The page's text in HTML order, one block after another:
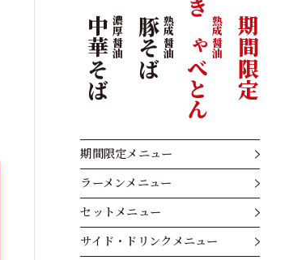
期間限定
熟成醤油
きゃべとん
熟成醤油
豚そば
濃厚醤油
中華そば
期間限定メニュー
ラーメンメニュー
セットメニュー
サイド・ドリンクメニュー